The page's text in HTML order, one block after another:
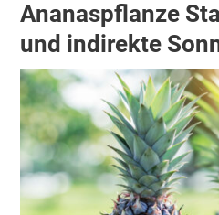
Ananaspflanze
und indirekte